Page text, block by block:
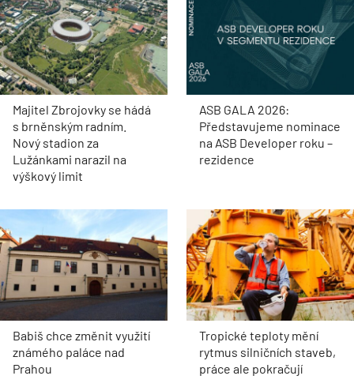
Majitel Zbrojovky se hádá
s brněnským radním.
Nový stadion za
Lužánkami narazil na
výškový limit
ASB GALA 2026:
Představujeme nominace
na ASB Developer roku –
rezidence
Babiš chce změnit využití
známého paláce nad
Prahou
Tropické teploty mění
rytmus silničních staveb,
práce ale pokračují